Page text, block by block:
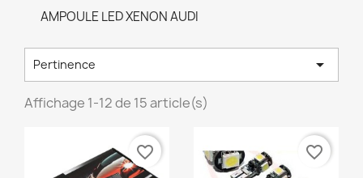
AMPOULE LED XENON AUDI
Pertinence 
Affichage 1-12 de 15 article(s)
favorite_border favorite_border